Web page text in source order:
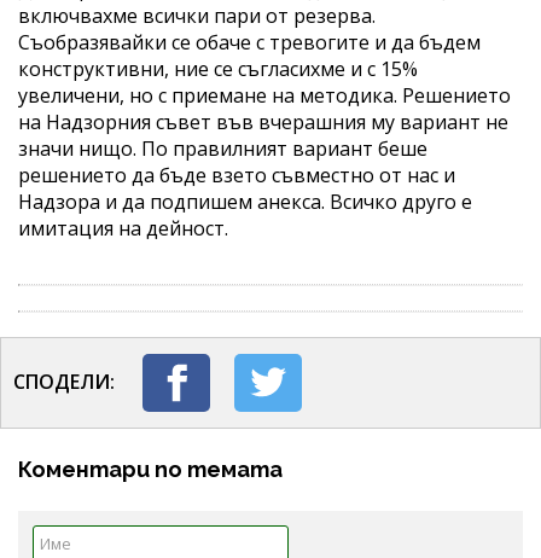
включвахме всички пари от резерва.
Съобразявайки се обаче с тревогите и да бъдем
конструктивни, ние се съгласихме и с 15%
увеличени, но с приемане на методика. Решението
на Надзорния съвет във вчерашния му вариант не
значи нищо. По правилният вариант беше
решението да бъде взето съвместно от нас и
Надзора и да подпишем анекса. Всичко друго е
имитация на дейност.
СПОДЕЛИ:
Коментари по темата